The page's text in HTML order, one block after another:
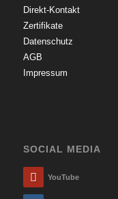
Direkt-Kontakt
Zertifikate
Datenschutz
AGB
Impressum
SOCIAL MEDIA
YouTube